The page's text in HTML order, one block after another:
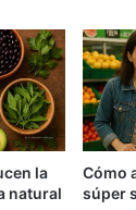
la
natural
Cómo
súper